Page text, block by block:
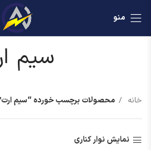
منو
سیم
خانه محصولات برچسب خورده “سیم
نمایش نوار کناری